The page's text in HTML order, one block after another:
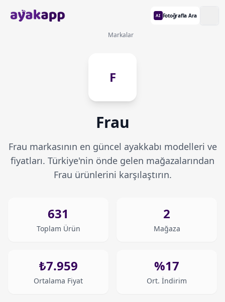
AI Fotoğrafla Ara
Markalar
F
Frau
Frau markasının en güncel ayakkabı modelleri ve
fiyatları. Türkiye'nin önde gelen mağazalarından
Frau ürünlerini karşılaştırın.
631
Toplam Ürün
2
Mağaza
₺7.959
Ortalama Fiyat
%17
Ort. İndirim